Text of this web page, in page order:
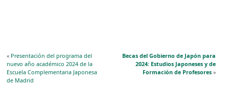
« Presentación del programa del
nuevo año académico 2024 de la
Escuela Complementaria Japonesa
de Madrid
Becas del Gobierno de Japón para
2024: Estudios Japoneses y de
Formación de Profesores»